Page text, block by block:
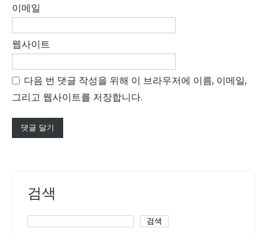
이메일
웹사이트
다음 번 댓글 작성을 위해 이 브라우저에 이름, 이메일,
그리고 웹사이트를 저장합니다.
검색
검색